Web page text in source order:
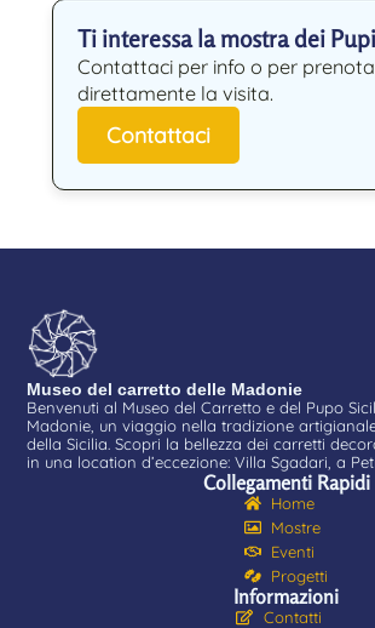
Ti interessa la mostra dei
Contattaci per info o per
direttamente la visita.
Contattaci
Museo del carretto delle Madonie
Benvenuti al Museo del Carretto e del Pupo
Madonie, un viaggio nella tradizione
della Sicilia. Scopri la bellezza dei carretti
in una location d’eccezione: Villa Sgadari, a
Collegamenti Rapidi
Home
Mostre
Eventi
Progetti
Informazioni
Contatti